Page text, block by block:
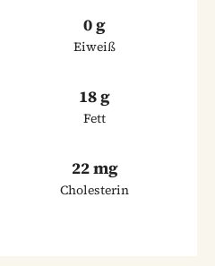
0 g
Eiweiß
18 g
Fett
22 mg
Cholesterin